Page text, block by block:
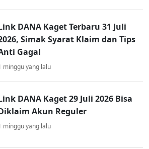
DANA Kaget Terbaru 31 Juli
Simak Syarat Klaim dan Tips
Gagal
minggu yang lalu
DANA Kaget 29 Juli 2026 Bisa
Akun Reguler
minggu yang lalu